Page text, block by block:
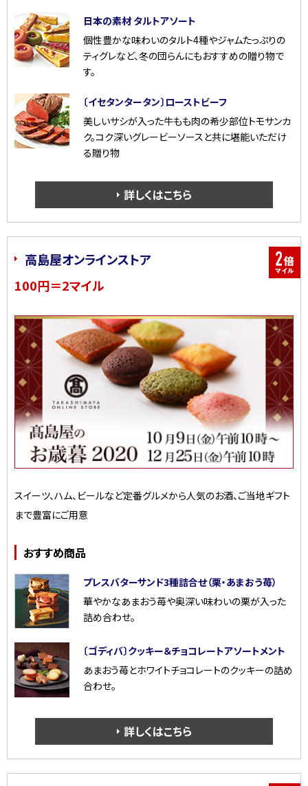
日本の素材 タルトアソート
個性豊かな味わいのタルト4種やジャムたっぷりの
ティグレなど、冬の団らんにもおすすめの贈り物で
す。
〔イセタンタータン〕ローストビーフ
美しいサシが入った牛もも肉の希少部位トモサンカ
ク。コク深いグレービーソースと共に堪能いただけ
る贈り物
詳しくはこちら
高島屋オンラインストア
100円＝2マイル
スイーツ、ハム、ビールなど定番グルメから人気のお酒、ご当地ギフト
まで豊富にご用意
おすすめ商品
プレスバターサンド3種詰合せ（栗・あまおう苺）
華やかなあまおう苺や奥深い味わいの栗が入った
詰め合わせ。
〔ゴディバ〕クッキー＆チョコレートアソートメント
あまおう苺とホワイトチョコレートのクッキーの詰め
合わせ。
詳しくはこちら